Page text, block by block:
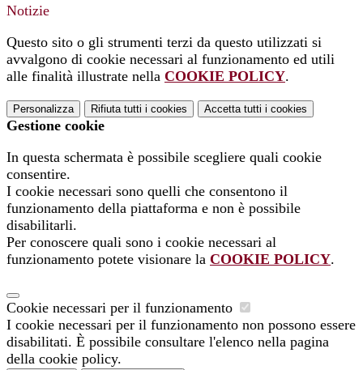
Notizie
Questo sito o gli strumenti terzi da questo utilizzati si
avvalgono di cookie necessari al funzionamento ed utili
alle finalità illustrate nella COOKIE POLICY.
Personalizza Rifiuta tutti i cookies Accetta tutti i cookies
Gestione cookie
In questa schermata è possibile scegliere quali cookie
consentire.
I cookie necessari sono quelli che consentono il
funzionamento della piattaforma e non è possibile
disabilitarli.
Per conoscere quali sono i cookie necessari al
funzionamento potete visionare la COOKIE POLICY.
Cookie necessari per il funzionamento
I cookie necessari per il funzionamento non possono essere
disabilitati. È possibile consultare l'elenco nella pagina
della cookie policy.